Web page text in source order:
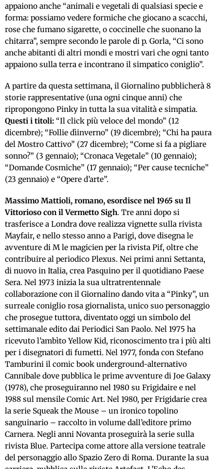
appaiono anche “animali e vegetali di qualsiasi specie e
forma: possiamo vedere formiche che giocano a scacchi,
rose che fumano sigarette, o coccinelle che suonano la
chitarra”, sempre secondo le parole di p. Gorla, “Ci sono
anche abitanti di altri mondi e mostri vari che ogni tanto
appaiono sulla terra e incontrano il simpatico coniglio”.
A partire da questa settimana, il Giornalino pubblicherà 8
storie rappresentative (una ogni cinque anni) che
ripropongono Pinky in tutta la sua vitalità e simpatia.
Questi i titoli: “Il click più veloce del mondo” (12
dicembre); “Follie dìinverno” (19 dicembre); “Chi ha paura
del Mostro Cattivo” (27 dicembre); “Come si fa a pigliare
sonno?” (3 gennaio); “Cronaca Vegetale” (10 gennaio);
“Domande Cosmiche” (17 gennaio); “Per cause tecniche”
(23 gennaio) e “Opere d’arte”.
Massimo Mattioli, romano, esordisce nel 1965 su Il
Vittorioso con il Vermetto Sigh. Tre anni dopo si
trasferisce a Londra dove realizza vignette sulla rivista
Mayfair, e nello stesso anno a Parigi, dove disegna le
avventure di M le magicien per la rivista Pif, oltre che
contribuire al periodico Plexus. Nei primi anni Settanta,
di nuovo in Italia, crea Pasquino per il quotidiano Paese
Sera. Nel 1973 inizia la sua ultratrentennale
collaborazione con il Giornalino dando vita a “Pinky”, un
surreale coniglio rosa giornalista, unico suo personaggio
che prosegue tuttora, diventato oggi un simbolo del
settimanale edito dai Periodici San Paolo. Nel 1975 ha
ricevuto l’ambìto Yellow Kid, riconoscimento tra i più alti
per i disegnatori di fumetti. Nel 1977, fonda con Stefano
Tamburini il comic book underground-alternativo
Cannibale dove pubblica le prime avventure di Joe Galaxy
(1978), che proseguiranno nel 1980 su Frigidaire e nel
1988 sul mensile Comic Art. Nel 1980, per Frigidarie crea
la serie Squeak the Mouse – un ironico topolino
sanguinario – raccolto in volume dall’editore primo
Carnera. Negli anni Novanta proseguirà la serie sulla
rivista Blue. Partecipa come attore alla versione teatrale
del personaggio allo Spazio Zero di Roma. Durante la sua